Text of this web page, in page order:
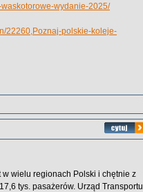
wydanie-2025/
22260,Poznaj-polskie-koleje-
wielu regionach Polski i chętnie z
tys. pasażerów. Urząd Transportu